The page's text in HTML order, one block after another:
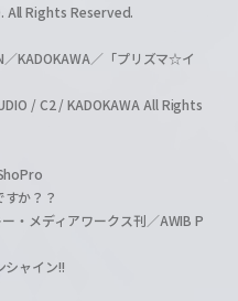
All Rights Reserved.
KADOKAWA／「プリズマ☆イ
/ C2 / KADOKAWA All Rights
か？？
・メディアワークス刊／AWIB P
ャイン!!